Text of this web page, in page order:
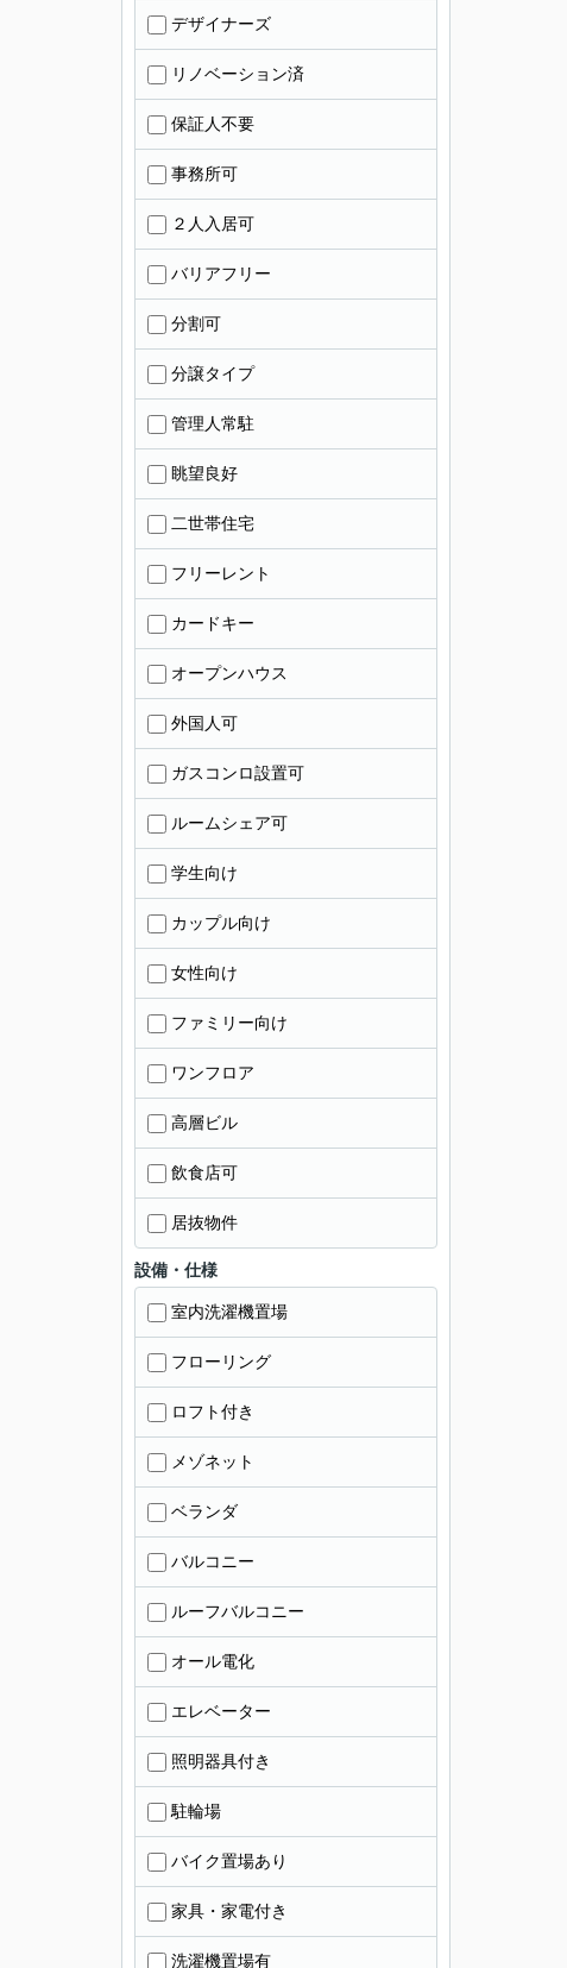
デザイナーズ
リノベーション済
保証人不要
事務所可
２人入居可
バリアフリー
分割可
分譲タイプ
管理人常駐
眺望良好
二世帯住宅
フリーレント
カードキー
オープンハウス
外国人可
ガスコンロ設置可
ルームシェア可
学生向け
カップル向け
女性向け
ファミリー向け
ワンフロア
高層ビル
飲食店可
居抜物件
設備・仕様
室内洗濯機置場
フローリング
ロフト付き
メゾネット
ベランダ
バルコニー
ルーフバルコニー
オール電化
エレベーター
照明器具付き
駐輪場
バイク置場あり
家具・家電付き
洗濯機置場有